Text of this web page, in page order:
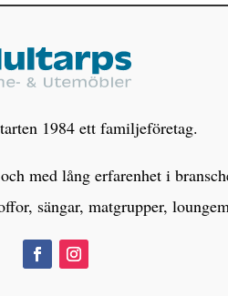
1984 ett familjeföretag.
med lång erfarenhet i
sängar, matgrupper,